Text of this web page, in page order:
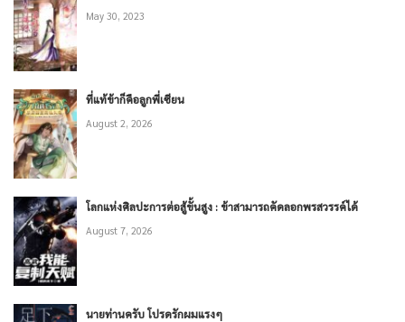
May 30, 2023
ที่แท้ข้าก็คือลูกพี่เซียน
August 2, 2026
โลกแห่งศิลปะการต่อสู้ขั้นสูง : ข้าสามารถคัดลอกพรสวรรค์ได้
August 7, 2026
นายท่านครับ โปรดรักผมแรงๆ